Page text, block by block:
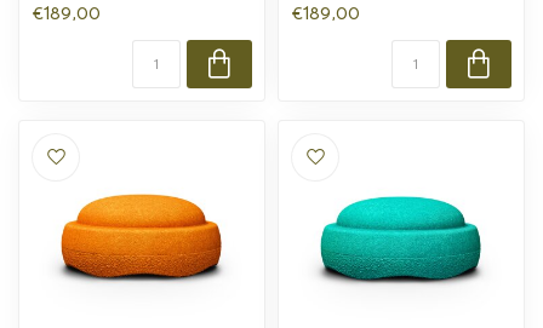
€189,00
€189,00